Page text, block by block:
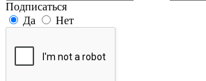
Подписаться
Да
Нет